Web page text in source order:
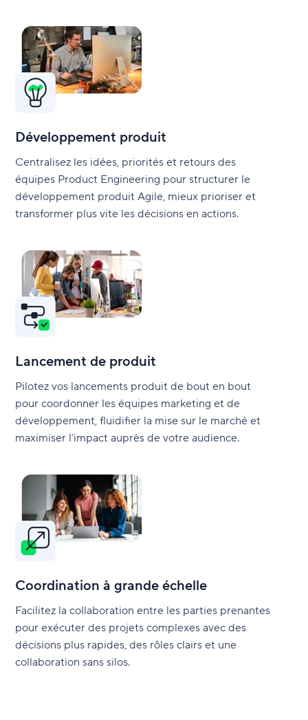
Développement produit
Centralisez les idées, priorités et retours des
équipes Product Engineering pour structurer le
développement produit Agile, mieux prioriser et
transformer plus vite les décisions en actions.
Lancement de produit
Pilotez vos lancements produit de bout en bout
pour coordonner les équipes marketing et de
développement, fluidifier la mise sur le marché et
maximiser l’impact auprès de votre audience.
Coordination à grande échelle
Facilitez la collaboration entre les parties prenantes
pour exécuter des projets complexes avec des
décisions plus rapides, des rôles clairs et une
collaboration sans silos.